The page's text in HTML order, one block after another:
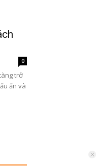
0
trở
ấn và